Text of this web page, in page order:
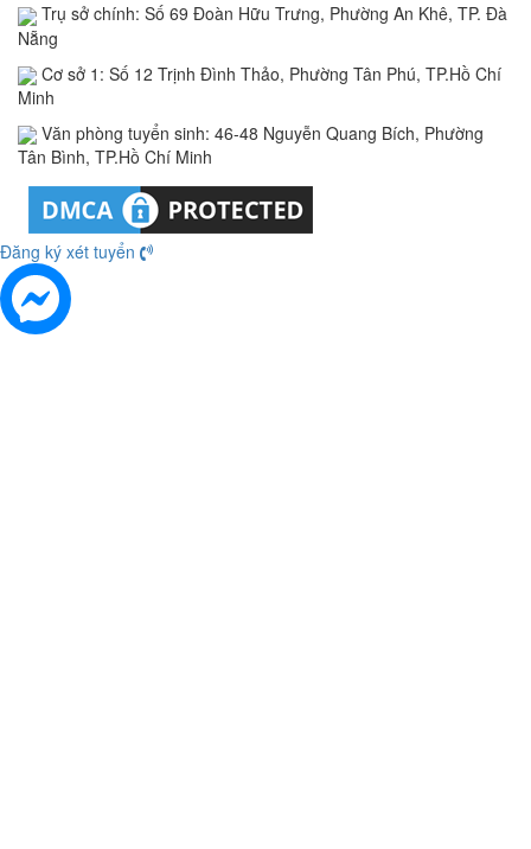
Trụ sở chính: Số 69 Đoàn Hữu Trưng, Phường An Khê, TP. Đà
Nẵng
Cơ sở 1: Số 12 Trịnh Đình Thảo, Phường Tân Phú, TP.Hồ Chí
Minh
Văn phòng tuyển sinh: 46-48 Nguyễn Quang Bích, Phường
Tân Bình, TP.Hồ Chí Minh
Đăng ký xét tuyển